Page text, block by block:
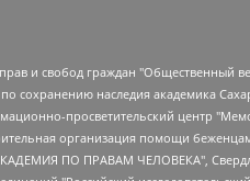
Гурман Юрий Альбертович, Медиапроект "ОВД-Инфо", Егоров Владимир Владимирович, Жилинский Владимир Александрович, Общество с ограниченной ответственностью "ЗП", Иванова София Юрьевна, Карезина Инна Павловна, Кильтау Екатерина Викторовна, Петров Алексей Викторович, Пискунов Сергей Евгеньевич, Смирнов Сергей Сергеевич, Тихонов Михаил Сергеевич, Общество с ограниченной ответственностью "ЖУРНАЛИСТ-ИНОСТРАННЫЙ АГЕНТ", Арапова Галина Юрьевна, Вольтская Татьяна Анатольевна, Американская компания "Mason G.E.S. Anonymous Foundation" (США), являющаяся владельцем интернет-издания https://mnews.world/, Компания "Stichting Bellingcat", зарегистрированная в Нидерландах (дата регистрации 11.07.2018), Захаров Андрей Вячеславович, Клепиковская Екатерина Дмитриевна, Общество с ограниченной ответственностью "МЕМО", Перл Роман Александрович, Симонов Евгений Алексеевич, Соловьева Елена Анатольевна, Сотников Даниил Владимирович, Сурначева Елизавета Дмитриевна, Автономная некоммерческая организация по защите прав человека и информированию населения "Якутия – Наше Мнение", Общество с ограниченной ответственностью "Москоу диджитал медиа", с 26.01.2023 Общество с ограниченной ответственностью "Чайка Белые сады", Ветошкина Валерия Валерьевна, Заговора Максим Александрович, Межрегиональное общественное движение "Российская ЛГБТ - сеть", Оленичев Максим Владимирович, Павлов Иван Юрьевич, Скворцова Елена Сергеевна, Общество с ограниченной ответственностью "Как бы инагент", Кочетков Игорь Викторович, Общество с ограниченной ответственностью "Честные выборы", Еланчик Олег